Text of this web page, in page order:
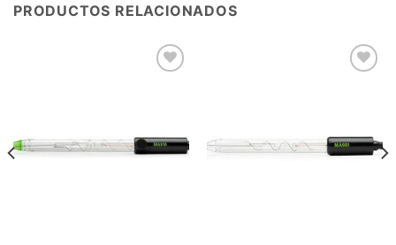
PRODUCTOS RELACIONADOS